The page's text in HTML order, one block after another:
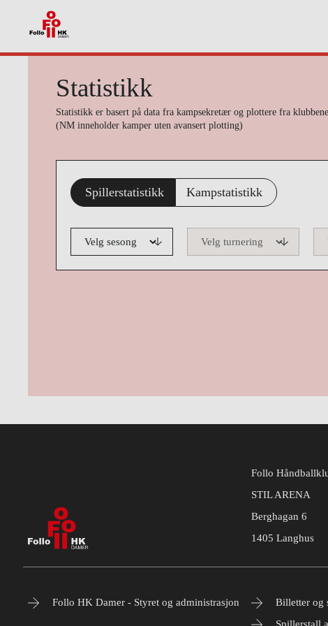
Statistikk
Statistikk er basert på data fra kampsekretær og plottere fra
(NM inneholder kamper uten avansert plotting)
Spillerstatistikk Kampstatistikk
Follo
STIL ARENA
Berghagan 6
1405 Langhus
Follo HK Damer - Styret og administrasjon
Billetter og
Spillerstall